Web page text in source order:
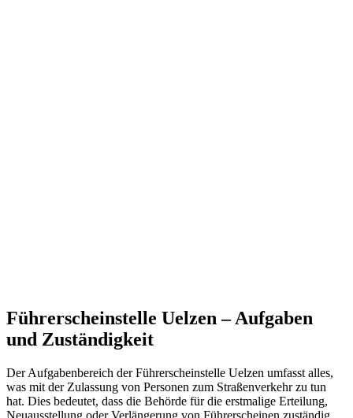
Führerscheinstelle Uelzen – Aufgaben
und Zuständigkeit
Der Aufgabenbereich der Führerscheinstelle Uelzen umfasst alles,
was mit der Zulassung von Personen zum Straßenverkehr zu tun
hat. Dies bedeutet, dass die Behörde für die erstmalige Erteilung,
Neuausstellung oder Verlängerung von Führerscheinen zuständig